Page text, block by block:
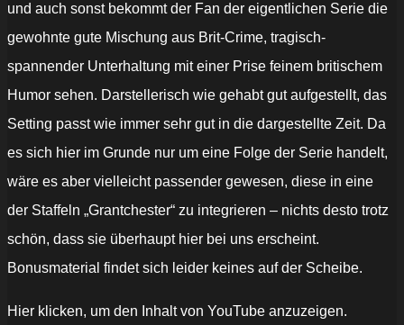
und auch sonst bekommt der Fan der eigentlichen Serie die
gewohnte gute Mischung aus Brit-Crime, tragisch-
spannender Unterhaltung mit einer Prise feinem britischem
Humor sehen. Darstellerisch wie gehabt gut aufgestellt, das
Setting passt wie immer sehr gut in die dargestellte Zeit. Da
es sich hier im Grunde nur um eine Folge der Serie handelt,
wäre es aber vielleicht passender gewesen, diese in eine
der Staffeln „Grantchester“ zu integrieren – nichts desto trotz
schön, dass sie überhaupt hier bei uns erscheint.
Bonusmaterial findet sich leider keines auf der Scheibe.
„WEIHNACHTEN
IN
Hier klicken, um den Inhalt von YouTube anzuzeigen.